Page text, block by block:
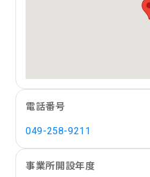
電話番号
049-258-9211
事業所開設年度